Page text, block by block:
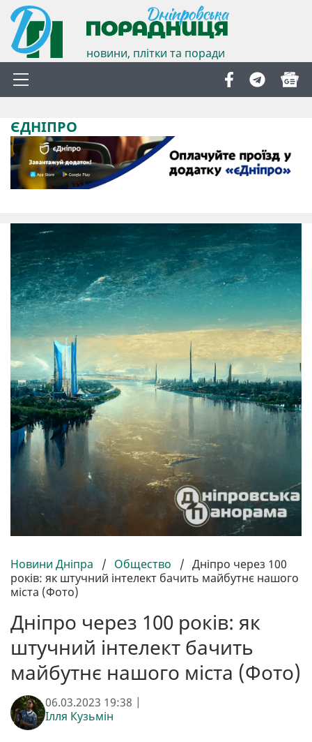
новини, плітки та поради
ЄДНІПРО
Новини Дніпра / Общество / Дніпро через 100
років: як штучний інтелект бачить майбутнє нашого
міста (Фото)
Дніпро через 100 років: як
штучний інтелект бачить
майбутнє нашого міста (Фото)
06.03.2023 19:38 |
Ілля Кузьмін